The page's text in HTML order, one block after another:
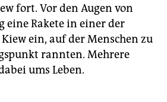
fort. Vor den Augen von
eine Rakete in einer der
ein, auf der Menschen zu
rannten. Mehrere
ums Leben.